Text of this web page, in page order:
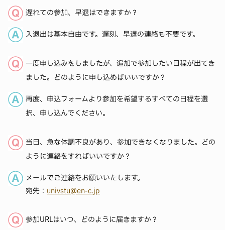
遅れての参加、早退はできますか？
入退出は基本自由です。遅刻、早退の連絡も不要です。
一度申し込みをしましたが、追加で参加したい日程が出てき
ました。どのように申し込めばいいですか？
再度、申込フォームより参加を希望するすべての日程を選
択、申し込んでください。
当日、急な体調不良があり、参加できなくなりました。どの
ように連絡をすればいいですか？
メールでご連絡をお願いいたします。
宛先： univstu@en-c.jp
参加URLはいつ、どのように届きますか？